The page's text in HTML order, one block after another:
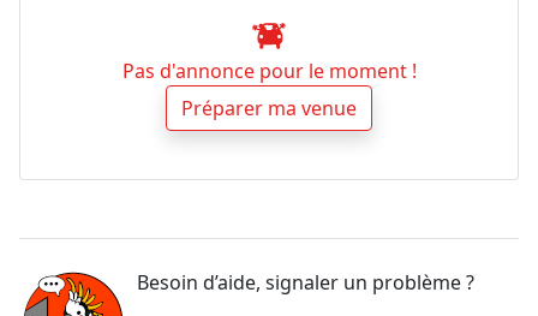
Pas d'annonce pour le moment !
Préparer ma venue
Besoin d’aide, signaler un problème ?